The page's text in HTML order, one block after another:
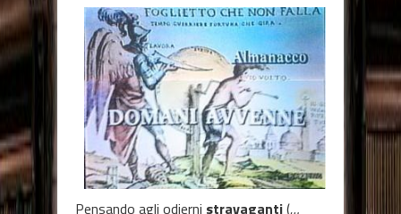
Pensando agli odierni stravaganti(…